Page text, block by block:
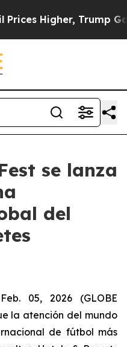
Higher, Trump Gave
se lanza
del
05, 2026 (GLOBE
la atención del mundo
de fútbol más